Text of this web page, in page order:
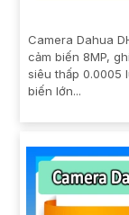
Camera Dahua
cảm biến 8MP,
siêu thấp 0.0005
biến lớn...